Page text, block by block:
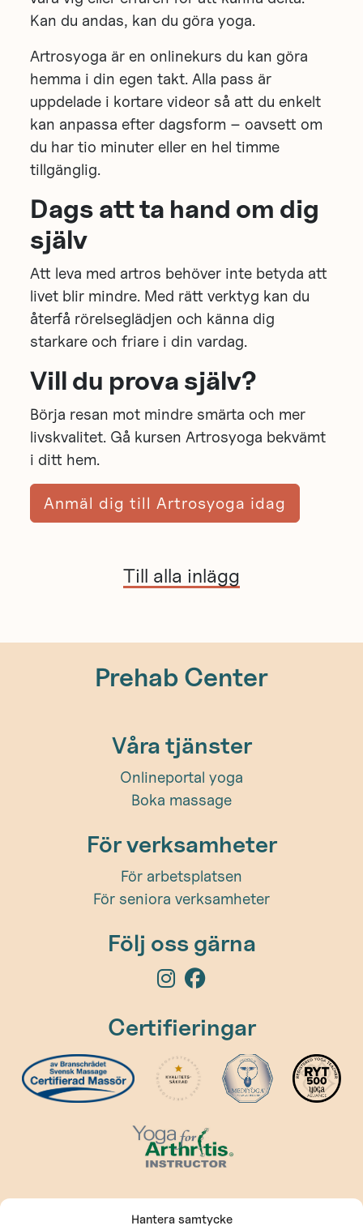
Hantera samtycke
Kan du andas, kan du göra yoga.
Artrosyoga är en onlinekurs du kan göra
hemma i din egen takt. Alla pass är
uppdelade i kortare videor så att du enkelt
kan anpassa efter dagsform – oavsett om
du har tio minuter eller en hel timme
tillgänglig.
Dags att ta hand om dig
själv
Att leva med artros behöver inte betyda att
livet blir mindre. Med rätt verktyg kan du
återfå rörelseglädjen och känna dig
starkare och friare i din vardag.
Vill du prova själv?
Börja resan mot mindre smärta och mer
livskvalitet. Gå kursen Artrosyoga bekvämt
i ditt hem.
Anmäl dig till Artrosyoga idag
Till alla inlägg
Prehab Center
Våra tjänster
Onlineportal yoga
Boka massage
För verksamheter
För arbetsplatsen
För seniora verksamheter
Följ oss gärna
Certifieringar
Kontakt